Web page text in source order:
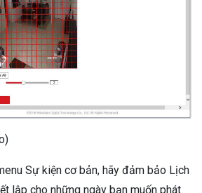
Sự kiện cơ bản, hãy đảm bảo Lịch
lập cho những ngày bạn muốn phát